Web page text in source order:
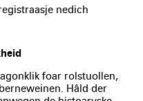
nedich
foar rolstuollen,
Hâld der